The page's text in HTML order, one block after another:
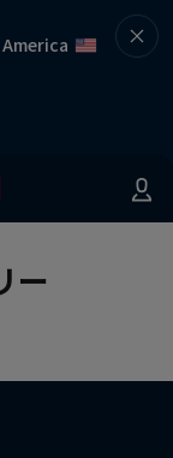
ー
トリー